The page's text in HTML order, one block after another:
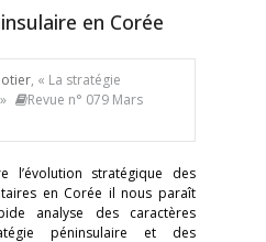
en Corée
, « La stratégie
Revue n° 079 Mars
l’évolution stratégique des
en Corée il nous paraît
analyse des caractères
péninsulaire et des